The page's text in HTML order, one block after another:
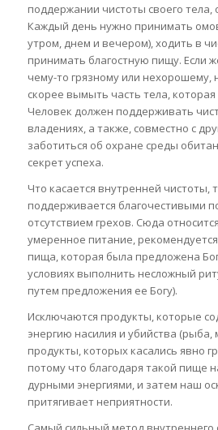
поддержании чистоты своего
Каждый день нужно принимать
утром, днем и вечером), ходить в
принимать благостную пищу. Если
чему-то грязному или нехорошему,
скорее вымыть часть тела, которая
Человек должен поддерживать
владениях, а также, совместно с
заботиться об охране среды
секрет успеха.
Что касается внутренней чистоты,
поддерживается благочестивыми
отсутствием грехов. Сюда
умеренное питание,
пища, которая была предложена
условиях выполнить несложный
путем предложения ее Богу).
Исключаются продукты, которые
энергию насилия и убийства (рыба,
продукты, которых касались явно
потому что благодаря такой пище
дурными энергиями, и затем наш
притягивает неприятности.